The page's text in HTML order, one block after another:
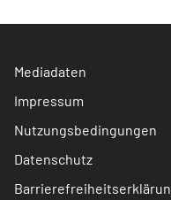
Mediadaten
Impressum
Nutzungsbedingungen
Datenschutz